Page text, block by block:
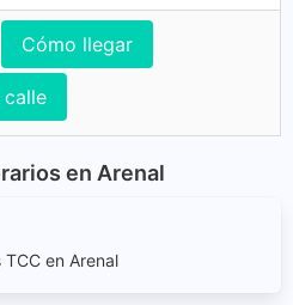
Cómo llegar
en Arenal
en Arenal